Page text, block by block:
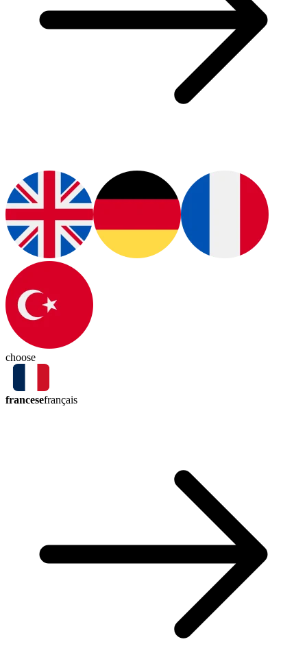
choose
francesefrançais